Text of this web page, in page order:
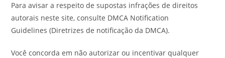
Para avisar a respeito de supostas infrações de direitos
autorais neste site, consulte DMCA Notification
Guidelines (Diretrizes de notificação da DMCA).
Você concorda em não autorizar ou incentivar qualquer